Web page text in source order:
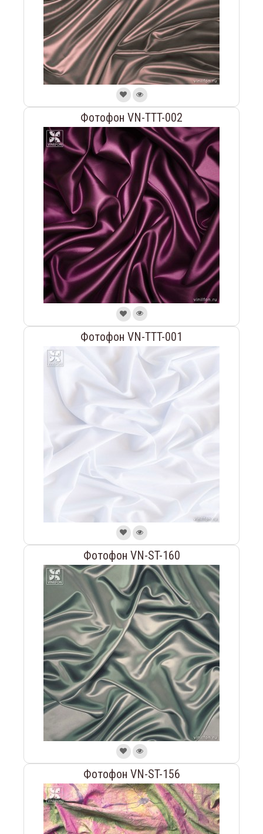
Фотофон VN-TTT-002
Фотофон VN-TTT-001
Фотофон VN-ST-160
Фотофон VN-ST-156